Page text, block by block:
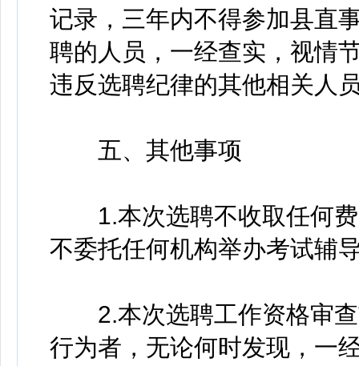
记录，三年内不得参加县直
聘的人员，一经查实，视情
违反选聘纪律的其他相关人
五、其他事项
1.本次选聘不收取任何费
不委托任何机构举办考试辅
2.本次选聘工作资格审查
行为者，无论何时发现，一